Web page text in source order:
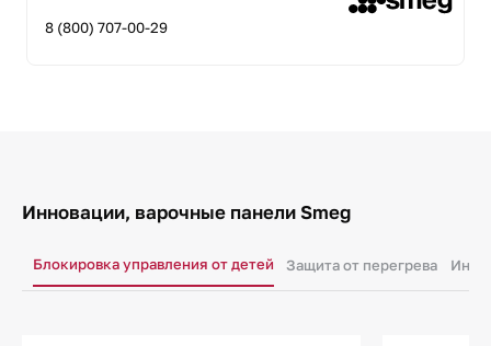
8 (800) 707-00-29
Инновации, варочные панели Smeg
Блокировка управления от детей Защита от перегрева